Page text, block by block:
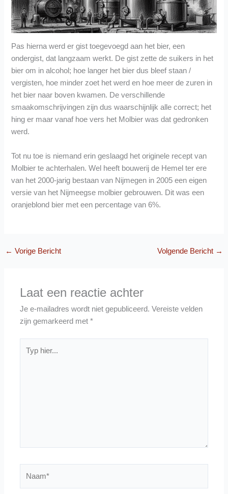
Pas hierna werd er gist toegevoegd aan het bier, een
ondergist, dat langzaam werkt. De gist zette de suikers in het
bier om in alcohol; hoe langer het bier dus bleef staan /
vergisten, hoe minder zoet het werd en hoe meer de zuren in
het bier naar boven kwamen. De verschillende
smaakomschrijvingen zijn dus waarschijnlijk alle correct; het
hing er maar vanaf hoe vers het Molbier was dat gedronken
werd.
Tot nu toe is niemand erin geslaagd het originele recept van
Molbier te achterhalen. Wel heeft bouwerij de Hemel ter ere
van het 2000-jarig bestaan van Nijmegen in 2005 een eigen
versie van het Nijmeegse molbier gebrouwen. Dit was een
oranjeblond bier met een percentage van 6%.
← Vorige Bericht Volgende Bericht →
Laat een reactie achter
Je e-mailadres wordt niet gepubliceerd. Vereiste velden
zijn gemarkeerd met*
hier...